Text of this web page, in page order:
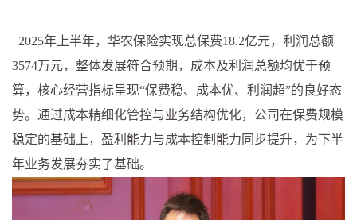
2025年上半年，华农保险实现总保费18.2亿元，利润总额
3574万元，整体发展符合预期，成本及利润总额均优于预
算，核心经营指标呈现“保费稳、成本优、利润超”的良好态
势。通过成本精细化管控与业务结构优化，公司在保费规模
稳定的基础上，盈利能力与成本控制能力同步提升，为下半
年业务发展夯实了基础。